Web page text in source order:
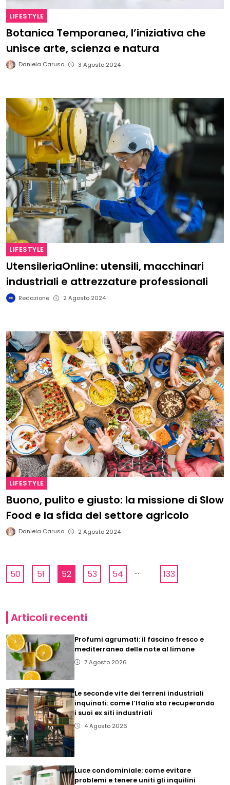
LIFESTYLE
Botanica Temporanea, l’iniziativa che
unisce arte, scienza e natura
Daniela Caruso 3 Agosto 2024
LIFESTYLE
UtensileriaOnline: utensili, macchinari
industriali e attrezzature professionali
Redazione 2 Agosto 2024
LIFESTYLE
Buono, pulito e giusto: la missione di Slow
Food e la sfida del settore agricolo
Daniela Caruso 2 Agosto 2024
50 51 52 53 54 ... 133
Articoli recenti
Profumi agrumati: il fascino fresco e
mediterraneo delle note al limone
7 Agosto 2026
Le seconde vite dei terreni industriali
inquinati: come l’Italia sta recuperando
i suoi ex siti industriali
4 Agosto 2026
Luce condominiale: come evitare
problemi e tenere uniti gli inquilini